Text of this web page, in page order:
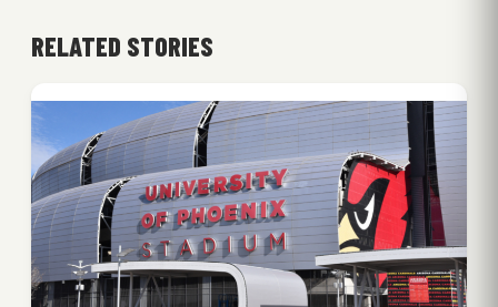
RELATED STORIES